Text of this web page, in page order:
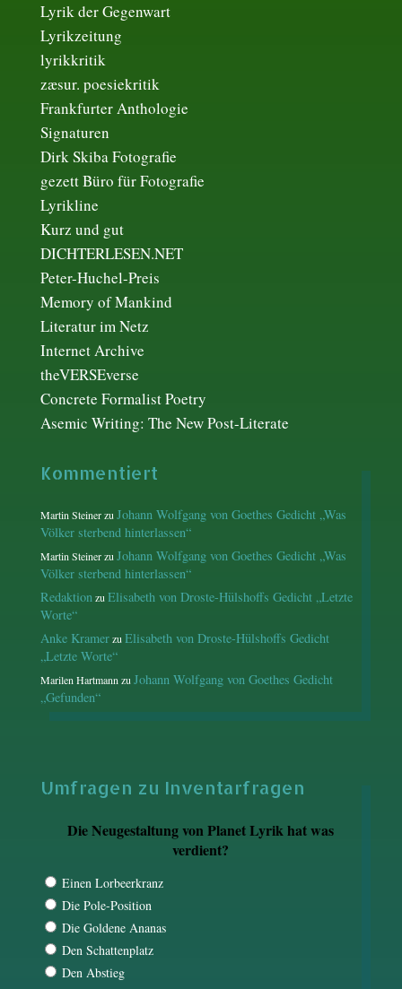
Lyrik der Gegenwart
Lyrikzeitung
lyrikkritik
zæsur. poesiekritik
Frankfurter Anthologie
Signaturen
Dirk Skiba Fotografie
gezett Büro für Fotografie
Lyrikline
Kurz und gut
DICHTERLESEN.NET
Peter-Huchel-Preis
Memory of Mankind
Literatur im Netz
Internet Archive
theVERSEverse
Concrete Formalist Poetry
Asemic Writing: The New Post-Literate
Kommentiert
Martin SteinerzuJohann Wolfgang von Goethes Gedicht „Was
Völker sterbend hinterlassen“
Martin SteinerzuJohann Wolfgang von Goethes Gedicht „Was
Völker sterbend hinterlassen“
RedaktionzuElisabeth von Droste-Hülshoffs Gedicht „Letzte
Worte“
Anke KramerzuElisabeth von Droste-Hülshoffs Gedicht
„Letzte Worte“
Marilen HartmannzuJohann Wolfgang von Goethes Gedicht
„Gefunden“
Umfragen zu Inventarfragen
Die Neugestaltung von Planet Lyrik hat was
verdient?
Einen Lorbeerkranz
Die Pole-Position
Die Goldene Ananas
Den Schattenplatz
Den Abstieg